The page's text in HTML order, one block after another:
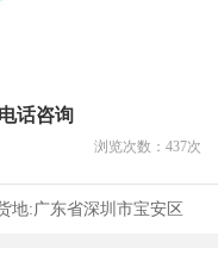
话咨询
浏览次数： 437次
地:广东省深圳市宝安区